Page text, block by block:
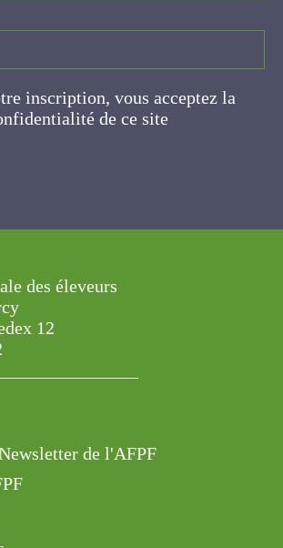
inscription, vous acceptez la
de ce site
des éleveurs
12
de l'AFPF